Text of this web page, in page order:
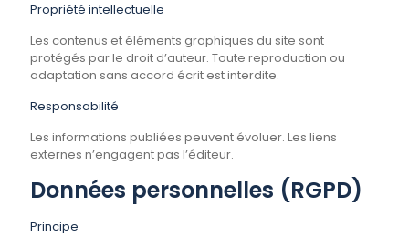
Propriété intellectuelle
Les contenus et éléments graphiques du site sont
protégés par le droit d’auteur. Toute reproduction ou
adaptation sans accord écrit est interdite.
Responsabilité
Les informations publiées peuvent évoluer. Les liens
externes n’engagent pas l’éditeur.
Données personnelles (RGPD)
Principe